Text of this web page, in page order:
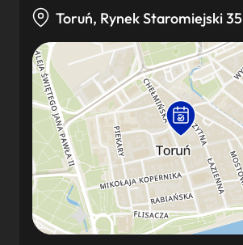
Toruń, Rynek Staromiejski 35